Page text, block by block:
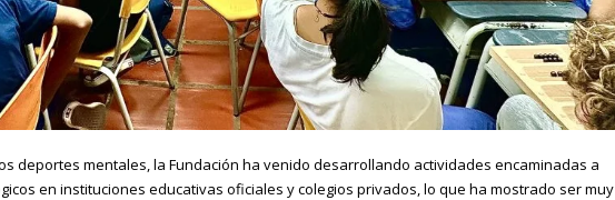
deportes mentales, la Fundación ha venido desarrollando actividades encaminadas a
en instituciones educativas oficiales y colegios privados, lo que ha mostrado ser muy